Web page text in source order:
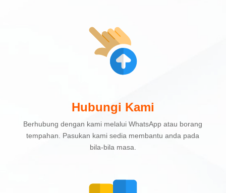
Hubungi Kami
Berhubung dengan kami melalui WhatsApp atau borang
tempahan. Pasukan kami sedia membantu anda pada
bila-bila masa.